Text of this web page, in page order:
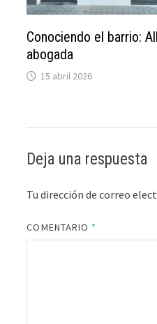
Conociendo el barrio:
abogada
15 abril 2026
Deja una respuesta
Tu dirección de correo
COMENTARIO *